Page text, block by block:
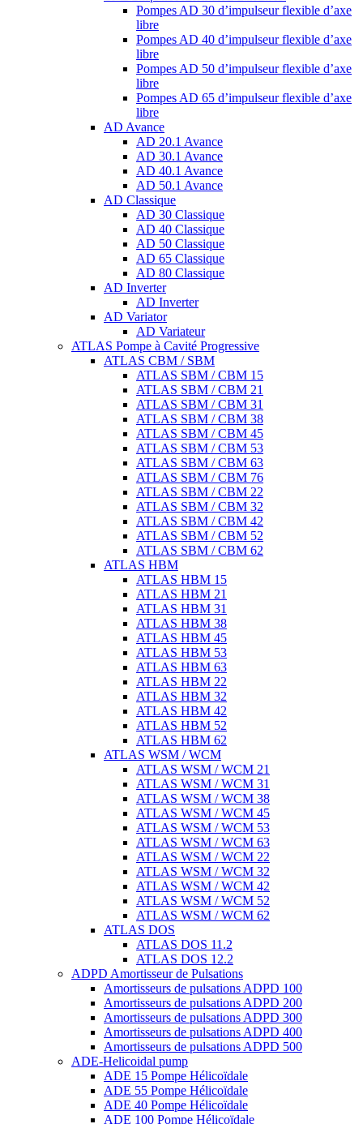
Pompes AD 30 d’impulseur flexible d’axe
libre
Pompes AD 40 d’impulseur flexible d’axe
libre
Pompes AD 50 d’impulseur flexible d’axe
libre
Pompes AD 65 d’impulseur flexible d’axe
libre
AD Avance
AD 20.1 Avance
AD 30.1 Avance
AD 40.1 Avance
AD 50.1 Avance
AD Classique
AD 30 Classique
AD 40 Classique
AD 50 Classique
AD 65 Classique
AD 80 Classique
AD Inverter
AD Inverter
AD Variator
AD Variateur
ATLAS Pompe à Cavité Progressive
ATLAS CBM / SBM
ATLAS SBM / CBM 15
ATLAS SBM / CBM 21
ATLAS SBM / CBM 31
ATLAS SBM / CBM 38
ATLAS SBM / CBM 45
ATLAS SBM / CBM 53
ATLAS SBM / CBM 63
ATLAS SBM / CBM 76
ATLAS SBM / CBM 22
ATLAS SBM / CBM 32
ATLAS SBM / CBM 42
ATLAS SBM / CBM 52
ATLAS SBM / CBM 62
ATLAS HBM
ATLAS HBM 15
ATLAS HBM 21
ATLAS HBM 31
ATLAS HBM 38
ATLAS HBM 45
ATLAS HBM 53
ATLAS HBM 63
ATLAS HBM 22
ATLAS HBM 32
ATLAS HBM 42
ATLAS HBM 52
ATLAS HBM 62
ATLAS WSM / WCM
ATLAS WSM / WCM 21
ATLAS WSM / WCM 31
ATLAS WSM / WCM 38
ATLAS WSM / WCM 45
ATLAS WSM / WCM 53
ATLAS WSM / WCM 63
ATLAS WSM / WCM 22
ATLAS WSM / WCM 32
ATLAS WSM / WCM 42
ATLAS WSM / WCM 52
ATLAS WSM / WCM 62
ATLAS DOS
ATLAS DOS 11.2
ATLAS DOS 12.2
ADPD Amortisseur de Pulsations
Amortisseurs de pulsations ADPD 100
Amortisseurs de pulsations ADPD 200
Amortisseurs de pulsations ADPD 300
Amortisseurs de pulsations ADPD 400
Amortisseurs de pulsations ADPD 500
ADE-Helicoidal pump
ADE 15 Pompe Ηélicoïdale
ADE 55 Pompe Ηélicoïdale
ADE 40 Pompe Ηélicoïdale
ADE 100 Pompe Ηélicoïdale